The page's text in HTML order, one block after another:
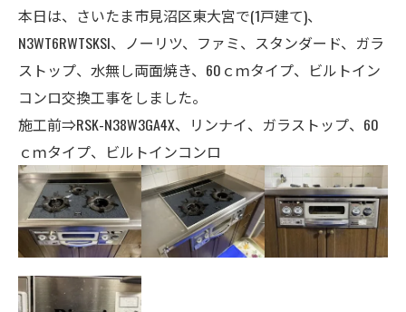
本日は、さいたま市見沼区東大宮で(1戸建て)、
N3WT6RWTSKSI、 ノーリツ、ファミ、スタンダード、 ガラ
ストップ、水無し両面焼き、 60ｃｍタイプ、ビルトイン
コンロ交換工事をしました。
施工前⇒RSK-N38W3GA4X、リンナイ、ガラストップ、60
ｃｍタイプ、ビルトインコンロ